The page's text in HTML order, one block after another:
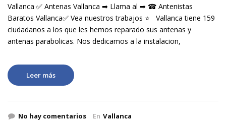
Vallanca ✅ Antenas Vallanca ➡ Llama al ➡ ☎ Antenistas
Baratos Vallanca✅ Vea nuestros trabajos ⭐ Vallanca tiene 159
ciudadanos a los que les hemos reparado sus antenas y
antenas parabolicas. Nos dedicamos a la instalacion,
Leer más
No hay comentarios En Vallanca